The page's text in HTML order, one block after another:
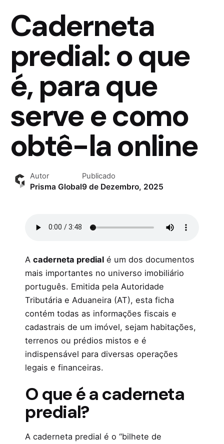
Caderneta
predial: o que
é, para que
serve e como
obtê-la online
Autor
Prisma Global
Publicado
9 de Dezembro, 2025
A caderneta predial é um dos documentos
mais importantes no universo imobiliário
português. Emitida pela Autoridade
Tributária e Aduaneira (AT), esta ficha
contém todas as informações fiscais e
cadastrais de um imóvel, sejam habitações,
terrenos ou prédios mistos e é
indispensável para diversas operações
legais e financeiras.
O que é a caderneta
predial?
A caderneta predial é o “bilhete de